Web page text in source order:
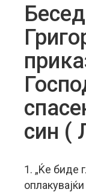
син (
1. „Ќе биде